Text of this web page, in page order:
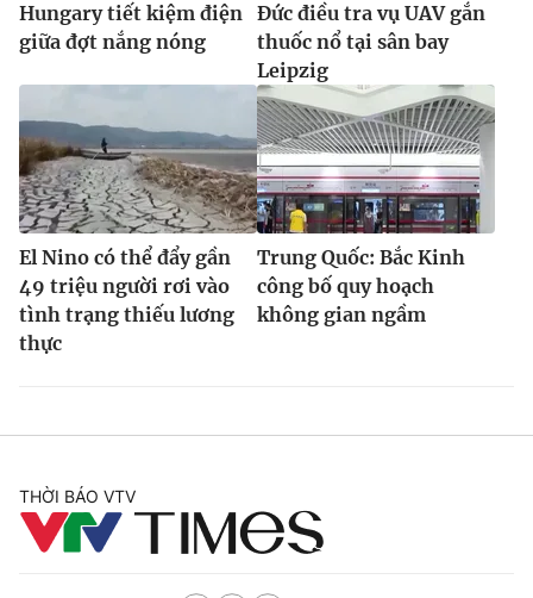
Hungary tiết kiệm điện
giữa đợt nắng nóng
Đức điều tra vụ UAV gắn
thuốc nổ tại sân bay
Leipzig
El Nino có thể đẩy gần
49 triệu người rơi vào
tình trạng thiếu lương
thực
Trung Quốc: Bắc Kinh
công bố quy hoạch
không gian ngầm
THỜI BÁO VTV